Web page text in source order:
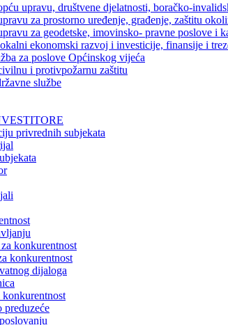
upravu, društvene djelatnosti, boračko-
za prostorno uređenje, građenje, zaštitu
za geodetske, imovinsko- pravne poslove i
ekonomski razvoj i investicije, finansije i
za poslove Općinskog vijeća
i protivpožarnu zaštitu
službe
privrednih subjekata
konkurentnost
konkurentnost
dijaloga
preduzeće